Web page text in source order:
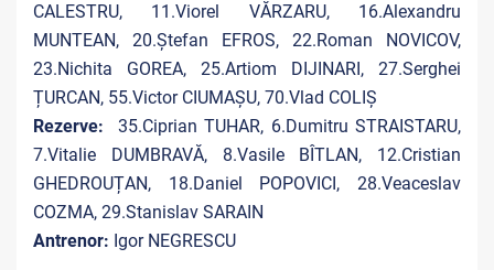
CALESTRU, 11.Viorel VĂRZARU, 16.Alexandru
MUNTEAN, 20.Ștefan EFROS, 22.Roman NOVICOV,
23.Nichita GOREA, 25.Artiom DIJINARI, 27.Serghei
ȚURCAN, 55.Victor CIUMAȘU, 70.Vlad COLIȘ
Rezerve: 35.Ciprian TUHAR, 6.Dumitru STRAISTARU,
7.Vitalie DUMBRAVĂ, 8.Vasile BÎTLAN, 12.Cristian
GHEDROUȚAN, 18.Daniel POPOVICI, 28.Veaceslav
COZMA, 29.Stanislav SARAIN
Antrenor: Igor NEGRESCU